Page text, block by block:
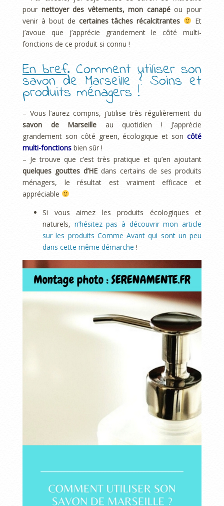
pour nettoyer des vêtements, mon canapéou pour
venir à bout de certaines tâches récalcitrantes
Et
j’avoue que j’apprécie grandement le côté multi-
fonctions de ce produit si connu !
En bref. Comment utiliser son
savon de Marseille ? Soins et
produits ménagers !
– Vous l’aurez compris, j’utilise très régulièrement du
savon de Marseille au quotidien ! J’apprécie
grandement son côté green, écologique et son côté
multi-fonctions bien sûr !
– Je trouve que c’est très pratique et qu’en ajoutant
quelques gouttes d’HE dans certains de ses produits
ménagers, le résultat est vraiment efficace et
appréciable
Si vous aimez les produits écologiques et
naturels, n’hésitez pas à découvrir mon article
sur les produits Comme Avant qui sont un peu
dans cette même démarche !